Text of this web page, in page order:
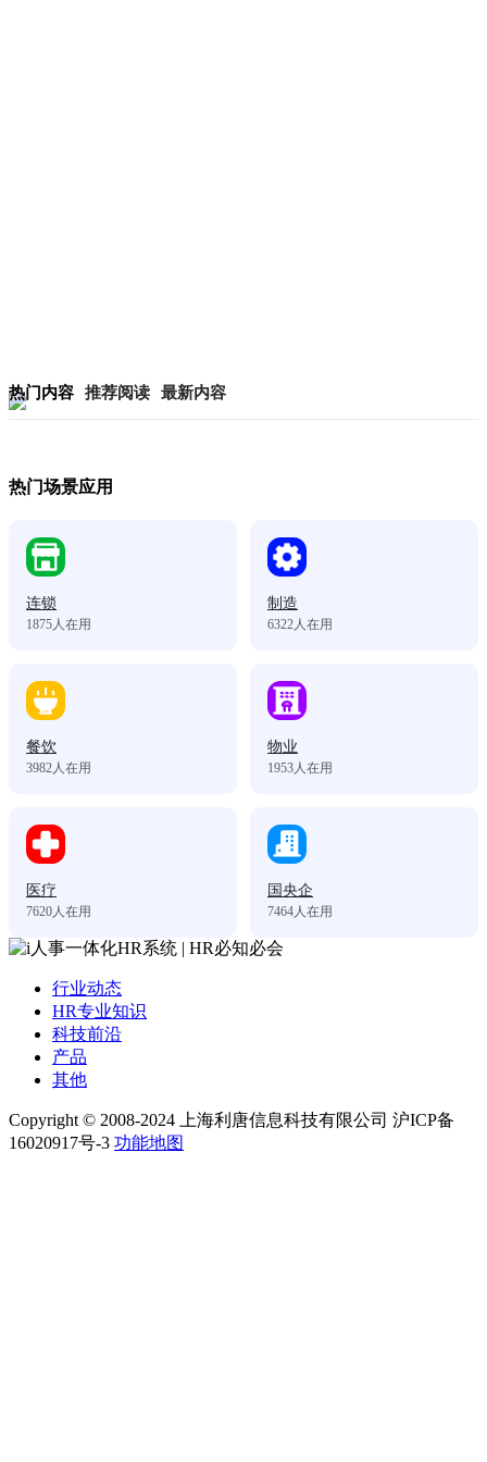
热门内容 推荐阅读 最新内容
热门场景应用
连锁
1875 人在用
制造
6322 人在用
餐饮
3982 人在用
物业
1953 人在用
医疗
7620 人在用
国央企
7464 人在用
行业动态
HR专业知识
科技前沿
产品
其他
Copyright © 2008-2024 上海利唐信息科技有限公司 沪ICP备
16020917号-3 功能地图